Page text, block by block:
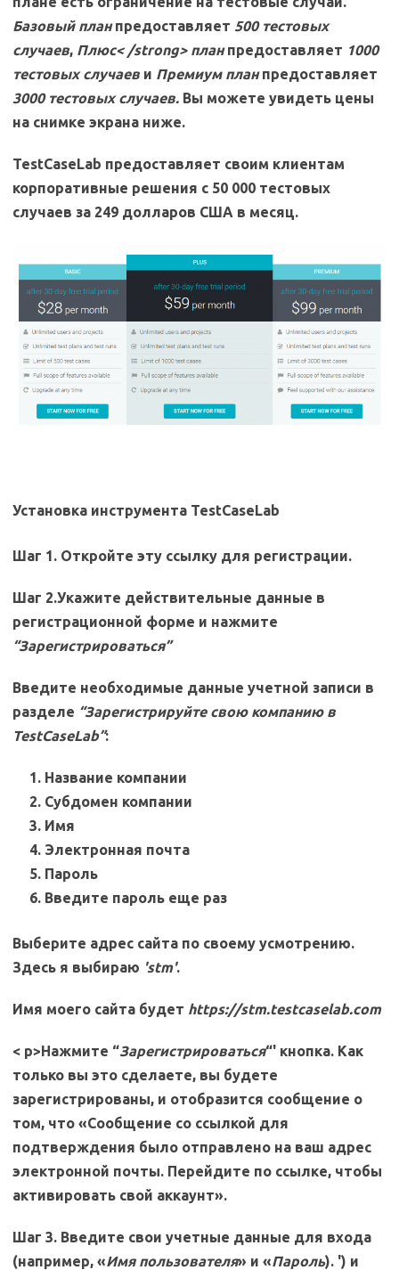
Базовый планпредоставляет 500 тестовых
случаев, Плюс< /strong> план предоставляет 1000
тестовых случаев и Премиум план предоставляет
3000тестовых случаев. Вы можете увидеть цены
на снимке экрана ниже.
TestCaseLab предоставляет своим клиентам
корпоративные решения с 50 000 тестовых
случаев за 249 долларов США в месяц.
Установка инструмента TestCaseLab
Шаг 1. Откройте эту ссылку для регистрации.
Шаг 2.Укажите действительные данные в
регистрационной форме и нажмите
“Зарегистрироваться”
Введите необходимые данные учетной записи в
разделе “Зарегистрируйте свою компанию в
TestCaseLab”:
Название компании
Субдомен компании
Имя
Электронная почта
Пароль
Введите пароль еще раз
Выберите адрес сайта по своему усмотрению.
Здесь я выбираю 'stm'.
Имя моего сайта будет https://stm.testcaselab.com
< p>Нажмите “Зарегистрироваться“' кнопка. Как
только вы это сделаете, вы будете
зарегистрированы, и отобразится сообщение о
том, что «Сообщение со ссылкой для
подтверждения было отправлено на ваш адрес
электронной почты. Перейдите по ссылке, чтобы
активировать свой аккаунт».
Шаг 3. Введите свои учетные данные для входа
(например, «Имя пользователя» и «Пароль). ') и